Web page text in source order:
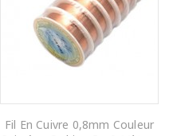
Fil En Cuivre 0,8mm Couleur